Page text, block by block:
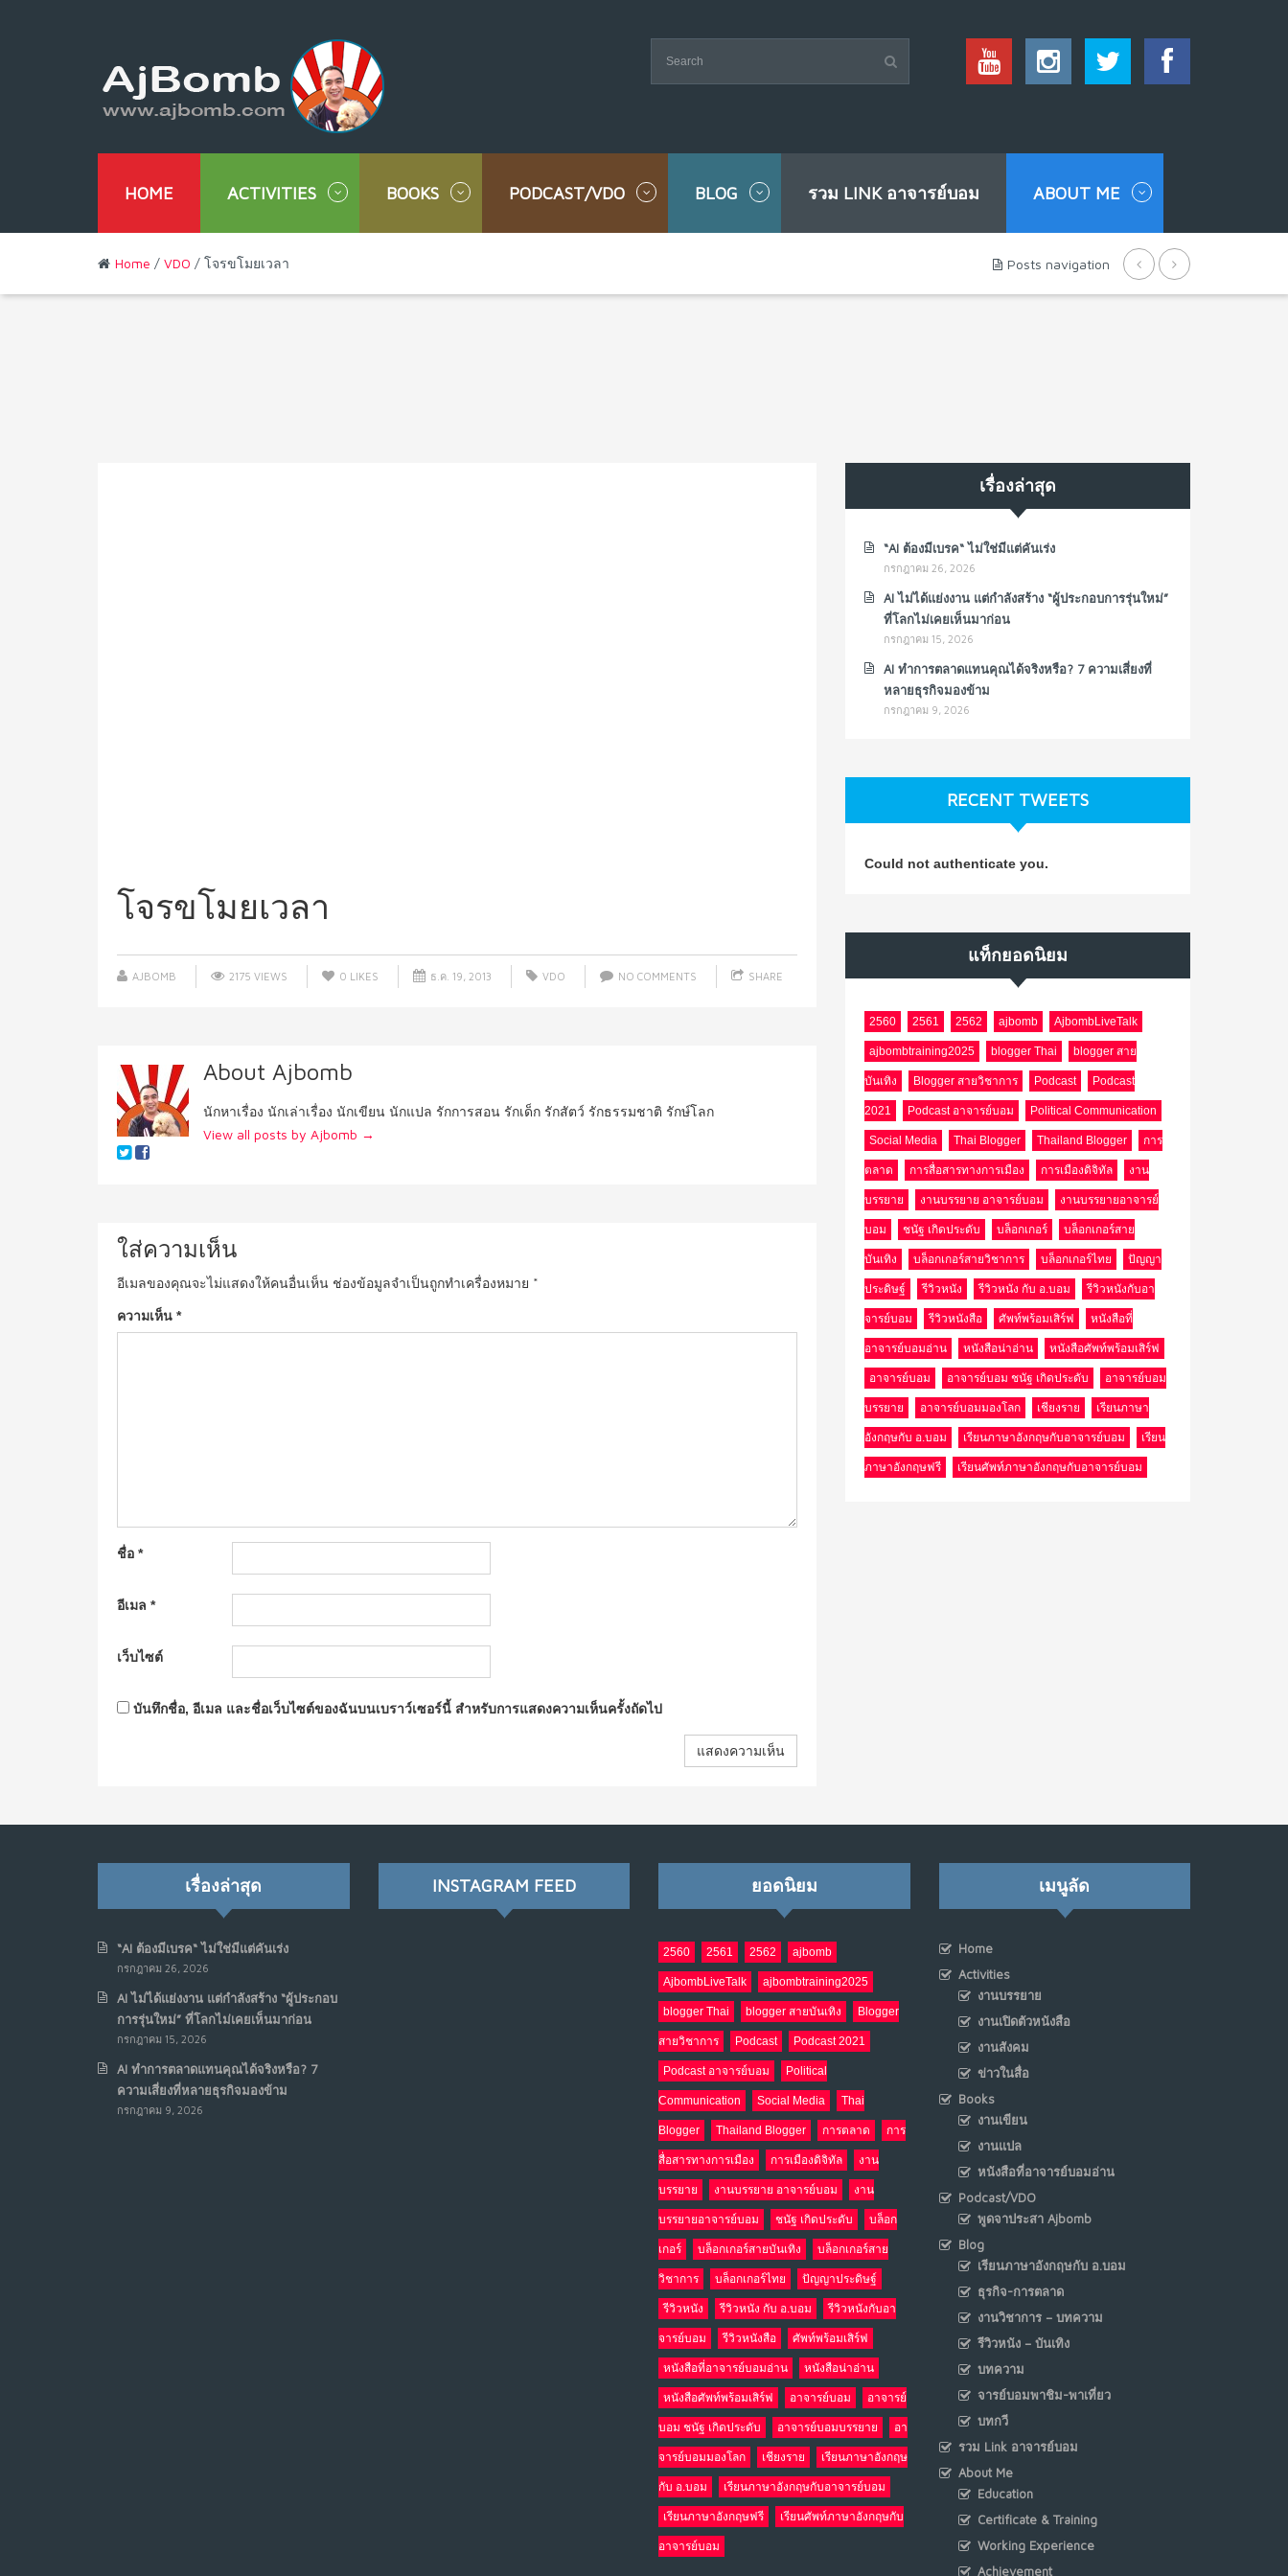
HOME ACTIVITIES BOOKS PODCAST/VDO BLOG รวม LINK อาจารย์บอม ABOUT ME
Home / VDO / โจรขโมยเวลา Posts navigation
โจรขโมยเวลา
AJBOMB 2175 VIEWS 0 LIKES ธ.ค. 19, 2013 VDO NO COMMENTS SHARE
About Ajbomb
นักหาเรื่อง นักเล่าเรื่อง นักเขียน นักแปล รักการสอน รักเด็ก รักสัตว์ รักธรรมชาติ รักษ์โลก
View all posts by Ajbomb →
ใส่ความเห็น
อีเมลของคุณจะไม่แสดงให้คนอื่นเห็น ช่องข้อมูลจำเป็นถูกทำเครื่องหมาย *
ความเห็น *
ชื่อ *
อีเมล *
เว็บไซต์
บันทึกชื่อ, อีเมล และชื่อเว็บไซต์ของฉันบนเบราว์เซอร์นี้ สำหรับการแสดงความเห็นครั้งถัดไป
เรื่องล่าสุด
“AI ต้องมีเบรค“ ไม่ใช่มีแต่คันเร่ง
กรกฎาคม 26, 2026
AI ไม่ได้แย่งงาน แต่กำลังสร้าง “ผู้ประกอบการรุ่นใหม่”
ที่โลกไม่เคยเห็นมาก่อน
กรกฎาคม 15, 2026
AI ทำการตลาดแทนคุณได้จริงหรือ? 7 ความเสี่ยงที่
หลายธุรกิจมองข้าม
กรกฎาคม 9, 2026
RECENT TWEETS
Could not authenticate you.
แท็กยอดนิยม
2560 2561 2562 ajbomb AjbombLiveTalk
ajbombtraining2025 blogger Thai blogger สาย
บันเทิง Blogger สายวิชาการ Podcast Podcast
2021 Podcast อาจารย์บอม Political Communication
Social Media Thai Blogger Thailand Blogger การ
ตลาด การสื่อสารทางการเมือง การเมืองดิจิทัล งาน
บรรยาย งานบรรยาย อาจารย์บอม งานบรรยายอาจารย์
บอม ชนัฐ เกิดประดับ บล็อกเกอร์ บล็อกเกอร์สาย
บันเทิง บล็อกเกอร์สายวิชาการ บล็อกเกอร์ไทย ปัญญา
ประดิษฐ์ รีวิวหนัง รีวิวหนัง กับ อ.บอม รีวิวหนังกับอา
จารย์บอม รีวิวหนังสือ ศัพท์พร้อมเสิร์ฟ หนังสือที่
อาจารย์บอมอ่าน หนังสือน่าอ่าน หนังสือศัพท์พร้อมเสิร์ฟ
อาจารย์บอม อาจารย์บอม ชนัฐ เกิดประดับ อาจารย์บอม
บรรยาย อาจารย์บอมมองโลก เชียงราย เรียนภาษา
อังกฤษกับ อ.บอม เรียนภาษาอังกฤษกับอาจารย์บอม เรียน
ภาษาอังกฤษฟรี เรียนศัพท์ภาษาอังกฤษกับอาจารย์บอม
เรื่องล่าสุด
“AI ต้องมีเบรค“ ไม่ใช่มีแต่คันเร่ง
กรกฎาคม 26, 2026
AI ไม่ได้แย่งงาน แต่กำลังสร้าง “ผู้ประกอบ
การรุ่นใหม่” ที่โลกไม่เคยเห็นมาก่อน
กรกฎาคม 15, 2026
AI ทำการตลาดแทนคุณได้จริงหรือ? 7
ความเสี่ยงที่หลายธุรกิจมองข้าม
กรกฎาคม 9, 2026
INSTAGRAM FEED ยอดนิยม
2560 2561 2562 ajbomb
AjbombLiveTalk ajbombtraining2025
blogger Thai blogger สายบันเทิง Blogger
สายวิชาการ Podcast Podcast 2021
Podcast อาจารย์บอม Political
Communication Social Media Thai
Blogger Thailand Blogger การตลาด การ
สื่อสารทางการเมือง การเมืองดิจิทัล งาน
บรรยาย งานบรรยาย อาจารย์บอม งาน
บรรยายอาจารย์บอม ชนัฐ เกิดประดับ บล็อก
เกอร์ บล็อกเกอร์สายบันเทิง บล็อกเกอร์สาย
วิชาการ บล็อกเกอร์ไทย ปัญญาประดิษฐ์
รีวิวหนัง รีวิวหนัง กับ อ.บอม รีวิวหนังกับอา
จารย์บอม รีวิวหนังสือ ศัพท์พร้อมเสิร์ฟ
หนังสือที่อาจารย์บอมอ่าน หนังสือน่าอ่าน
หนังสือศัพท์พร้อมเสิร์ฟ อาจารย์บอม อาจารย์
บอม ชนัฐ เกิดประดับ อาจารย์บอมบรรยาย อา
จารย์บอมมองโลก เชียงราย เรียนภาษาอังกฤษ
กับ อ.บอม เรียนภาษาอังกฤษกับอาจารย์บอม
เรียนภาษาอังกฤษฟรี เรียนศัพท์ภาษาอังกฤษกับ
อาจารย์บอม
เมนูลัด
Home
Activities
งานบรรยาย
งานเปิดตัวหนังสือ
งานสังคม
ข่าวในสื่อ
Books
งานเขียน
งานแปล
หนังสือที่อาจารย์บอมอ่าน
Podcast/VDO
พูดจาประสา Ajbomb
Blog
เรียนภาษาอังกฤษกับ อ.บอม
ธุรกิจ-การตลาด
งานวิชาการ – บทความ
รีวิวหนัง – บันเทิง
บทความ
จารย์บอมพาชิม-พาเที่ยว
บทกวี
รวม Link อาจารย์บอม
About Me
Education
Certificate & Training
Working Experience
Achievement